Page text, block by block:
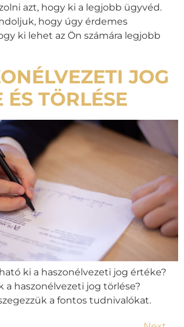
azt, hogy ki a legjobb ügyvéd.
hogy úgy érdemes
ki lehet az Ön számára legjobb
JOG
ÉS TÖRLÉSE
ki a haszonélvezeti jog értéke?
a haszonélvezeti jog törlése?
a fontos tudnivalókat.